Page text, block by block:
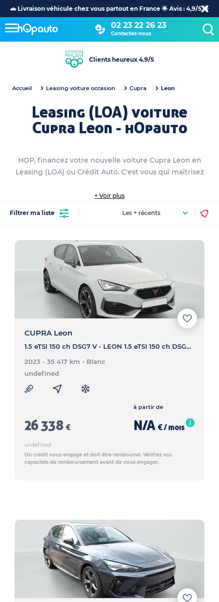
🚗 Livraison véhicule chez vous partout en France 🌟 Avis : 4,9/5 🌟
02 23 22 26 23
Contactez-nous
Clients heureux 4.9/5
Accueil Leasing voiture occasion Cupra Leon
Leasing (LOA) voiture
Cupra Leon - hOpauto
HOP, financez votre nouvelle voiture Cupra Leon en
Leasing (LOA) ou Crédit Auto. C'est vous qui maîtrisez
+ Voir plus
Filtrer ma liste
CUPRA Leon
1.5 eTSI 150 ch DSG7 V - LEON 1.5 eTSI 150 ch DSG7 V
2023 - 35 417 km - Blanc
undefined
26 338 €
à partir de
N/A € / mois
undefined
Un crédit vous engage et doit être remboursé. Vérifiez vos
capacités de remboursement avant de vous engager.